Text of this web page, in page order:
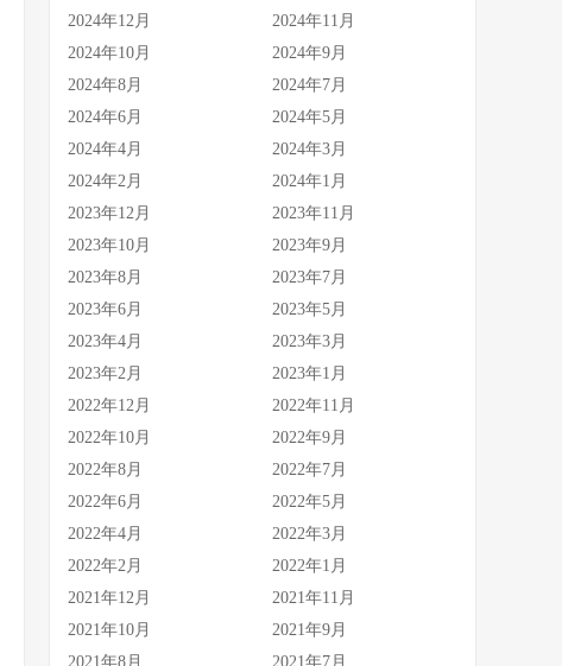
2024年12月
2024年11月
2024年10月
2024年9月
2024年8月
2024年7月
2024年6月
2024年5月
2024年4月
2024年3月
2024年2月
2024年1月
2023年12月
2023年11月
2023年10月
2023年9月
2023年8月
2023年7月
2023年6月
2023年5月
2023年4月
2023年3月
2023年2月
2023年1月
2022年12月
2022年11月
2022年10月
2022年9月
2022年8月
2022年7月
2022年6月
2022年5月
2022年4月
2022年3月
2022年2月
2022年1月
2021年12月
2021年11月
2021年10月
2021年9月
2021年8月
2021年7月